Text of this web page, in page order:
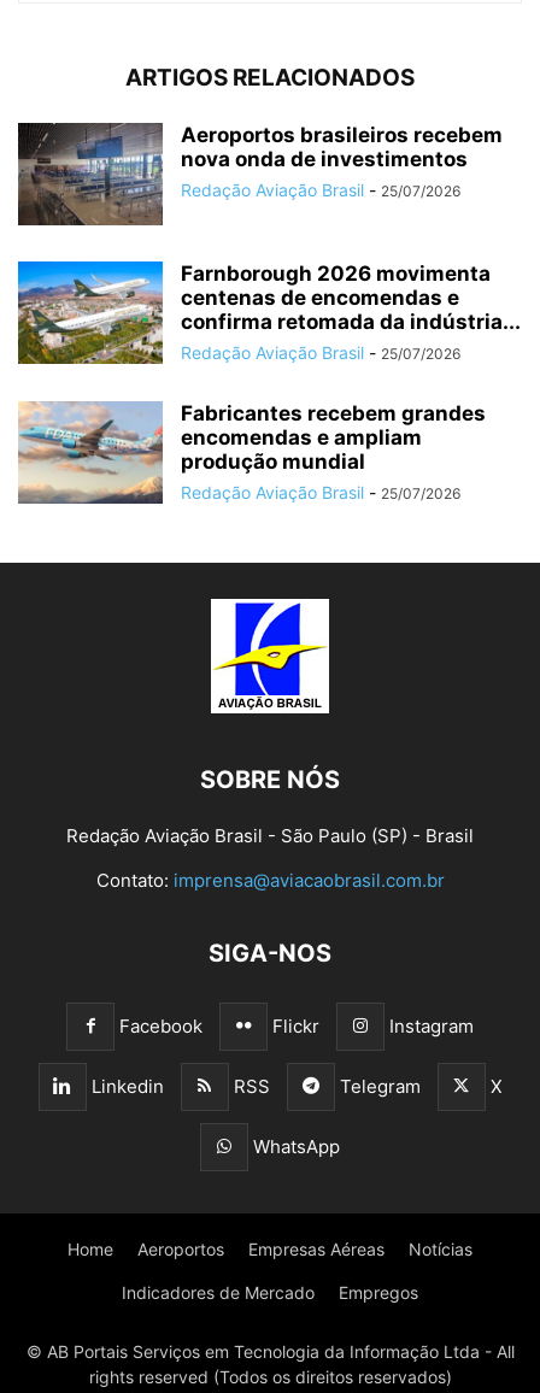
ARTIGOS RELACIONADOS
Aeroportos brasileiros recebem
nova onda de investimentos
Redação Aviação Brasil - 25/07/2026
Farnborough 2026 movimenta
centenas de encomendas e
confirma retomada da indústria...
Redação Aviação Brasil - 25/07/2026
Fabricantes recebem grandes
encomendas e ampliam
produção mundial
Redação Aviação Brasil - 25/07/2026
SOBRE NÓS
Redação Aviação Brasil - São Paulo (SP) - Brasil
Contato: imprensa@aviacaobrasil.com.br
SIGA-NOS
Facebook Flickr Instagram
Linkedin RSS Telegram X
WhatsApp
Home Aeroportos Empresas Aéreas Notícias
Indicadores de Mercado Empregos
© AB Portais Serviços em Tecnologia da Informação Ltda - All
rights reserved (Todos os direitos reservados)